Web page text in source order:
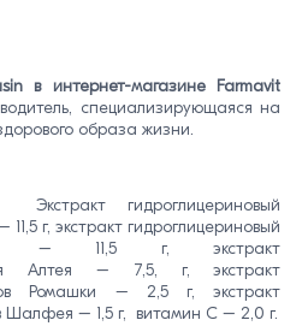
в интернет-магазине Farmavit
специализирующаяся на
образа жизни.
Экстракт гидроглицериновый
г, экстракт гидроглицериновый
– 11,5 г, экстракт
Алтея – 7,5, г, экстракт
Ромашки – 2,5 г, экстракт
Шалфея – 1,5 г, витамин С – 2,0 г.